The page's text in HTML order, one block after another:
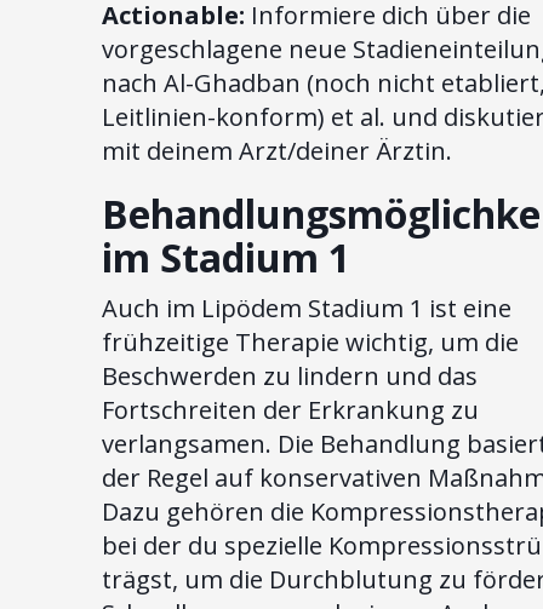
Actionable: Informiere dich über die
vorgeschlagene neue
nach Al-Ghadban (noch nicht
Leitlinien-konform) et al. und
mit deinem Arzt/deiner Ärztin.
im Stadium 1
Auch im Lipödem Stadium 1 ist eine
frühzeitige Therapie wichtig, um die
Beschwerden zu lindern und das
Fortschreiten der Erkrankung zu
verlangsamen. Die Behandlung
der Regel auf konservativen
Dazu gehören die
bei der du spezielle
trägst, um die Durchblutung zu